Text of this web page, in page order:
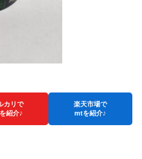
カリで
紹介♪
楽天市場で
mtを紹介♪